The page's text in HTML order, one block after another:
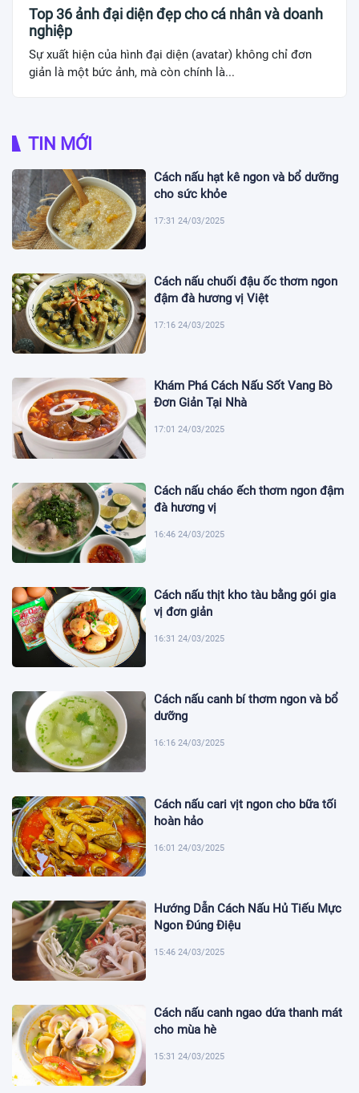
Top 36 ảnh đại diện đẹp cho cá nhân và doanh
nghiệp
Sự xuất hiện của hình đại diện (avatar) không chỉ đơn
giản là một bức ảnh, mà còn chính là...
TIN MỚI
Cách nấu hạt kê ngon và bổ dưỡng
cho sức khỏe
17:31 24/03/2025
Cách nấu chuối đậu ốc thơm ngon
đậm đà hương vị Việt
17:16 24/03/2025
Khám Phá Cách Nấu Sốt Vang Bò
Đơn Giản Tại Nhà
17:01 24/03/2025
Cách nấu cháo ếch thơm ngon đậm
đà hương vị
16:46 24/03/2025
Cách nấu thịt kho tàu bằng gói gia
vị đơn giản
16:31 24/03/2025
Cách nấu canh bí thơm ngon và bổ
dưỡng
16:16 24/03/2025
Cách nấu cari vịt ngon cho bữa tối
hoàn hảo
16:01 24/03/2025
Hướng Dẫn Cách Nấu Hủ Tiếu Mực
Ngon Đúng Điệu
15:46 24/03/2025
Cách nấu canh ngao dứa thanh mát
cho mùa hè
15:31 24/03/2025